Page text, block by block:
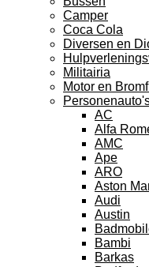
Camper
Coca Cola
Diversen en
Militairia
Motor en
AC
Alfa
AMC
Ape
ARO
Aston
Audi
Austin
Bambi
Barkas